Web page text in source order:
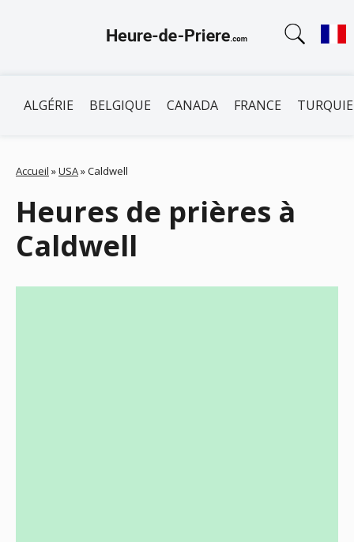
ALGÉRIE BELGIQUE CANADA FRANCE TURQUIE
Accueil »USA»Caldwell
Heures de prières à
Caldwell